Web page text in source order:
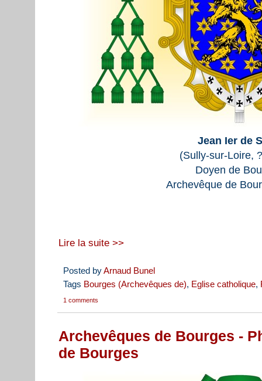
Jean Ier de
(Sully-sur-Loire,
Doyen de
Archevêque de
Lire la suite >>
Posted byArnaud Bunel
Tags Bourges (Archevêques de), Eglise catholique,
1 comments
Archevêques de Bourges -
de Bourges